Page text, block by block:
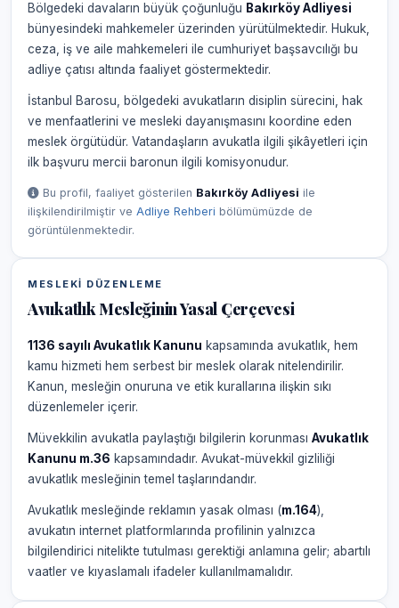
Bölgedeki davaların büyük çoğunluğu Bakırköy Adliyesi
bünyesindeki mahkemeler üzerinden yürütülmektedir. Hukuk,
ceza, iş ve aile mahkemeleri ile cumhuriyet başsavcılığı bu
adliye çatısı altında faaliyet göstermektedir.
İstanbul Barosu, bölgedeki avukatların disiplin sürecini, hak
ve menfaatlerini ve mesleki dayanışmasını koordine eden
meslek örgütüdür. Vatandaşların avukatla ilgili şikâyetleri için
ilk başvuru mercii baronun ilgili komisyonudur.
Bu profil, faaliyet gösterilen Bakırköy Adliyesi ile
ilişkilendirilmiştir ve Adliye Rehberi bölümümüzde de
görüntülenmektedir.
MESLEKI DÜZENLEME
Avukatlık Mesleğinin Yasal Çerçevesi
1136 sayılı Avukatlık Kanunu kapsamında avukatlık, hem
kamu hizmeti hem serbest bir meslek olarak nitelendirilir.
Kanun, mesleğin onuruna ve etik kurallarına ilişkin sıkı
düzenlemeler içerir.
Müvekkilin avukatla paylaştığı bilgilerin korunması Avukatlık
Kanunu m.36 kapsamındadır. Avukat-müvekkil gizliliği
avukatlık mesleğinin temel taşlarındandır.
Avukatlık mesleğinde reklamın yasak olması (m.164),
avukatın internet platformlarında profilinin yalnızca
bilgilendirici nitelikte tutulması gerektiği anlamına gelir; abartılı
vaatler ve kıyaslamalı ifadeler kullanılmamalıdır.